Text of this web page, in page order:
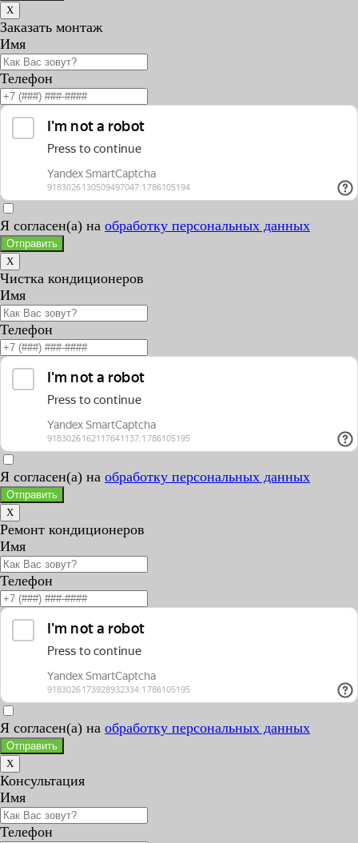
X
Заказать монтаж
Имя
Телефон
Я согласен(а) на обработку персональных данных
Отправить
X
Чистка кондиционеров
Имя
Телефон
Я согласен(а) на обработку персональных данных
Отправить
X
Ремонт кондиционеров
Имя
Телефон
Я согласен(а) на обработку персональных данных
Отправить
X
Консультация
Имя
Телефон